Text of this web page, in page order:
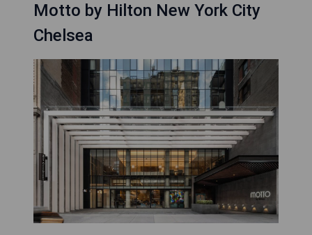
Motto by Hilton New York City
Chelsea